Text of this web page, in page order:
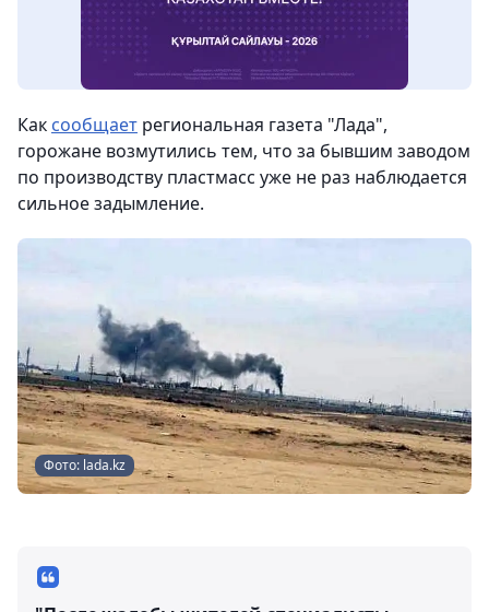
Как сообщает региональная газета "Лада",
горожане возмутились тем, что за бывшим заводом
по производству пластмасс уже не раз наблюдается
сильное задымление.
Фото: lada.kz